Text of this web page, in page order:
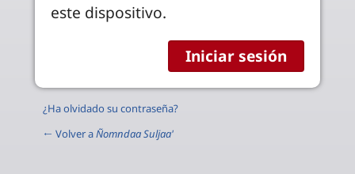
este dispositivo.
¿Ha olvidado su contraseña?
← Volver aÑomndaa Suljaa'